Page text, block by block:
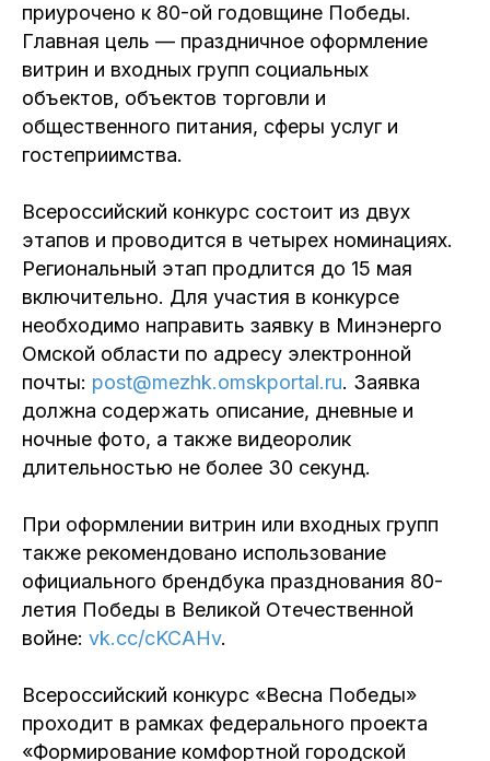
приурочено к 80-ой годовщине Победы.
Главная цель — праздничное оформление
витрин и входных групп социальных
объектов, объектов торговли и
общественного питания, сферы услуг и
гостеприимства.
Всероссийский конкурс состоит из двух
этапов и проводится в четырех номинациях.
Региональный этап продлится до 15 мая
включительно. Для участия в конкурсе
необходимо направить заявку в Минэнерго
Омской области по адресу электронной
почты: post@mezhk.omskportal.ru. Заявка
должна содержать описание, дневные и
ночные фото, а также видеоролик
длительностью не более 30 секунд.
При оформлении витрин или входных групп
также рекомендовано использование
официального брендбука празднования 80-
летия Победы в Великой Отечественной
войне: vk.cc/cKCAHv.
Всероссийский конкурс «Весна Победы»
проходит в рамках федерального проекта
«Формирование комфортной городской